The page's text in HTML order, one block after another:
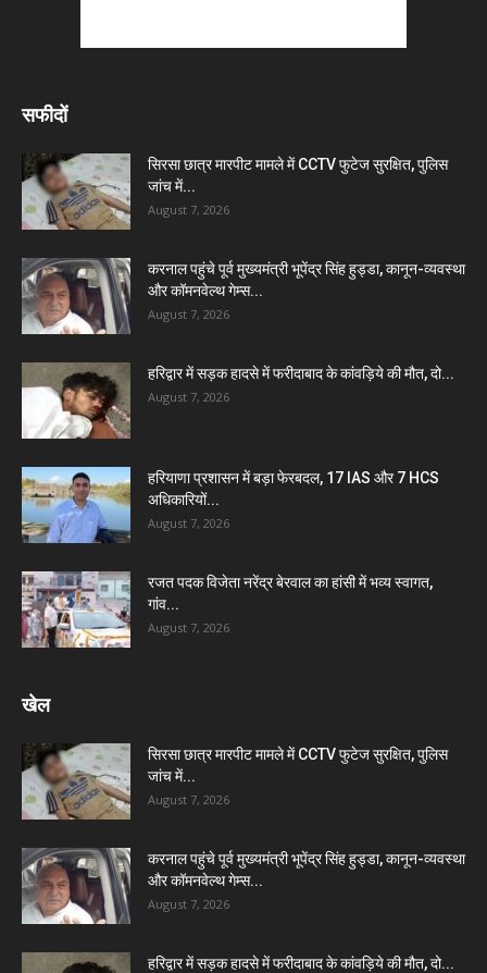
सफीदों
सिरसा छात्र मारपीट मामले में CCTV फुटेज सुरक्षित, पुलिस
जांच में...
August 7, 2026
करनाल पहुंचे पूर्व मुख्यमंत्री भूपेंद्र सिंह हुड्डा, कानून-व्यवस्था
और कॉमनवेल्थ गेम्स...
August 7, 2026
हरिद्वार में सड़क हादसे में फरीदाबाद के कांवड़िये की मौत, दो...
August 7, 2026
हरियाणा प्रशासन में बड़ा फेरबदल, 17 IAS और 7 HCS
अधिकारियों...
August 7, 2026
रजत पदक विजेता नरेंद्र बेरवाल का हांसी में भव्य स्वागत,
गांव...
August 7, 2026
खेल
सिरसा छात्र मारपीट मामले में CCTV फुटेज सुरक्षित, पुलिस
जांच में...
August 7, 2026
करनाल पहुंचे पूर्व मुख्यमंत्री भूपेंद्र सिंह हुड्डा, कानून-व्यवस्था
और कॉमनवेल्थ गेम्स...
August 7, 2026
हरिद्वार में सड़क हादसे में फरीदाबाद के कांवड़िये की मौत, दो...